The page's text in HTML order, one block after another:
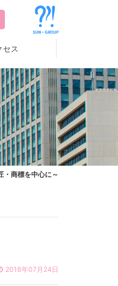
セス
・商標を中心に～
2018年07月24日